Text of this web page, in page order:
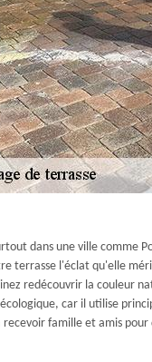
dans une ville comme
terrasse l'éclat qu'elle
redécouvrir la couleur
car il utilise
famille et amis